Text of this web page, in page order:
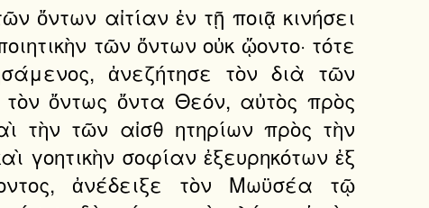
ὄντων αἰτίαν ἐν τῇ ποιᾷ κινήσει
τῶν ὄντων οὐκ ᾤοντο· τότε
ἀνεζήτησε τὸν διὰ τῶν
τὸν ὄντως ὄντα Θεόν, αὐτὸς πρὸς
τὴν τῶν αἰσθ ητηρίων πρὸς τὴν
γοητικὴν σοφίαν ἐξευρηκότων ἐξ
ἀνέδειξε τὸν Μωϋσέα τῷ